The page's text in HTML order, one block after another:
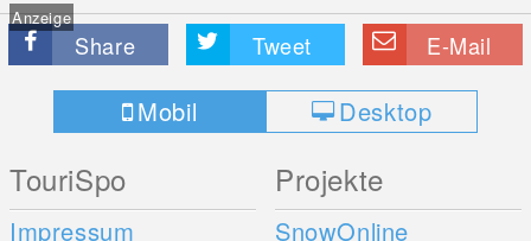
Anzeige
Share Tweet E-Mail
Mobil Desktop
TouriSpo
Impressum
Projekte
SnowOnline